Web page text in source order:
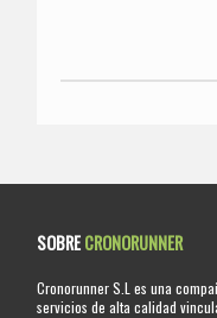
SOBRECRONORUNNER
Cronorunner S.L es una
servicios de alta calidad